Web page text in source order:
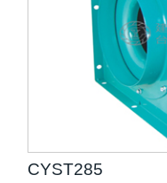
CYST285